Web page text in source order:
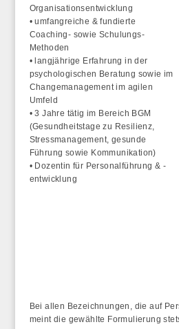
Organisationsentwicklung
• umfangreiche & fundierte
Coaching- sowie Schulungs-
Methoden
• langjährige Erfahrung in der
psychologischen Beratung sowie im
Changemanagement im agilen
Umfeld
• 3 Jahre tätig im Bereich BGM
(Gesundheitstage zu Resilienz,
Stressmanagement, gesunde
Führung sowie Kommunikation)
• Dozentin für Personalführung & -
entwicklung
Bei allen Bezeichnungen, die auf
meint die gewählte Formulierung